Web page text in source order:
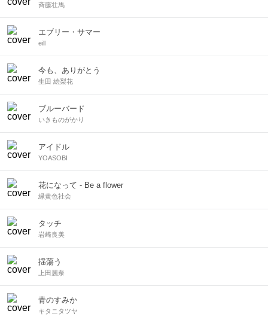
斉藤壮馬
エブリー・サマー
eill
今も、ありがとう
生田 絵梨花
ブルーバード
いきものがかり
アイドル
YOASOBI
花になって - Be a flower
緑黄色社会
タッチ
岩崎良美
揺蕩う
上田麗奈
青のすみか
キタニタツヤ